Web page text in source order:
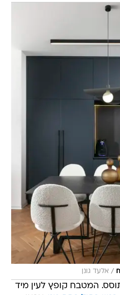
/ אלעד גונן
המטבח קופץ לעין מיד